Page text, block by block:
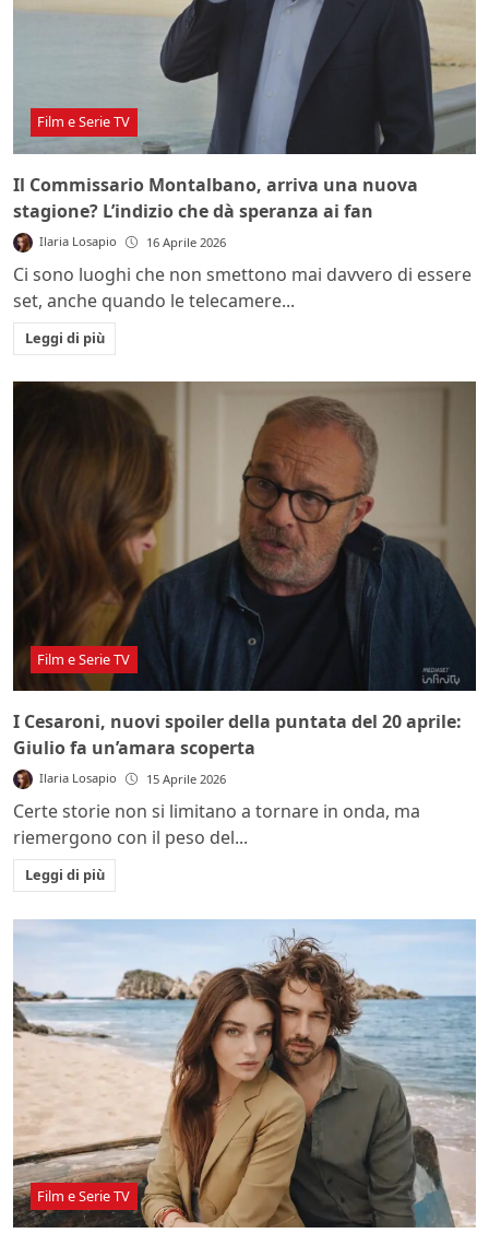
Film e Serie TV
Il Commissario Montalbano, arriva una nuova
stagione? L’indizio che dà speranza ai fan
Ilaria Losapio 16 Aprile 2026
Ci sono luoghi che non smettono mai davvero di essere
set, anche quando le telecamere...
Leggi di più
Film e Serie TV
I Cesaroni, nuovi spoiler della puntata del 20 aprile:
Giulio fa un’amara scoperta
Ilaria Losapio 15 Aprile 2026
Certe storie non si limitano a tornare in onda, ma
riemergono con il peso del...
Leggi di più
Film e Serie TV